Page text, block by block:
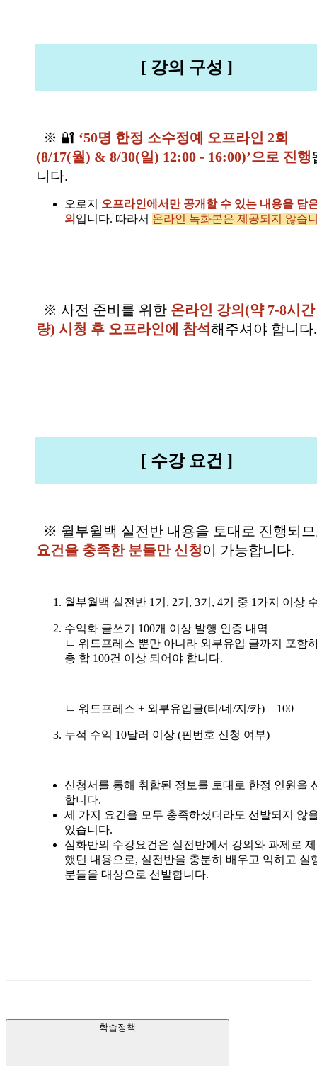
[ 강의 구성 ]
※ 🔐 ‘50명 한정 소수정예 오프라인 2회
(8/17(월) & 8/30(일) 12:00 - 16:00)’으로 진행
니다.
오로지 오프라인에서만 공개할 수 있는 내용을 담
의 입니다. 따라서 온라인 녹화본은 제공되지 않습
※ 사전 준비를 위한 온라인 강의(약 7-8시
량) 시청 후 오프라인에 참석해주셔야 합니다.
[ 수강 요건 ]
※ 월부월백 실전반 내용을 토대로 진행되
요건을 충족한 분들만 신청이 가능합니다.
월부월백 실전반 1기, 2기, 3기, 4기 중 1가지 이상
수익화 글쓰기 100개 이상 발행 인증 내역
ㄴ 워드프레스 뿐만 아니라 외부유입 글까지 포함
총 합 100건 이상 되어야 합니다.
ㄴ 워드프레스 + 외부유입글(티/네/지/카) = 100
누적 수익 10달러 이상 (핀번호 신청 여부)
신청서를 통해 취합된 정보를 토대로 한정 인원을
합니다.
세 가지 요건을 모두 충족하셨더라도 선발되지 않
있습니다.
심화반의 수강요건은 실전반에서 강의와 과제로
했던 내용으로, 실전반을 충분히 배우고 익히고 실
분들을 대상으로 선발합니다.
학습정책